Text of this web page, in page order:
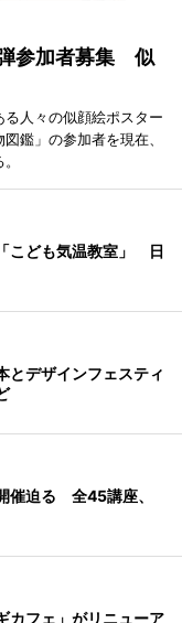
参加者募集 似
人々の似顔絵ポスター
鑑」の参加者を現在、
こども気温教室」 日
とデザインフェスティ
催迫る 全45講座、
カフェ」がリニューア